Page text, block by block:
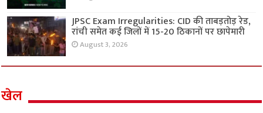
JPSC Exam Irregularities: CID की ताबड़तोड़ रेड,
रांची समेत कई जिलों में 15-20 ठिकानों पर छापेमारी
August 3, 2026
खेल